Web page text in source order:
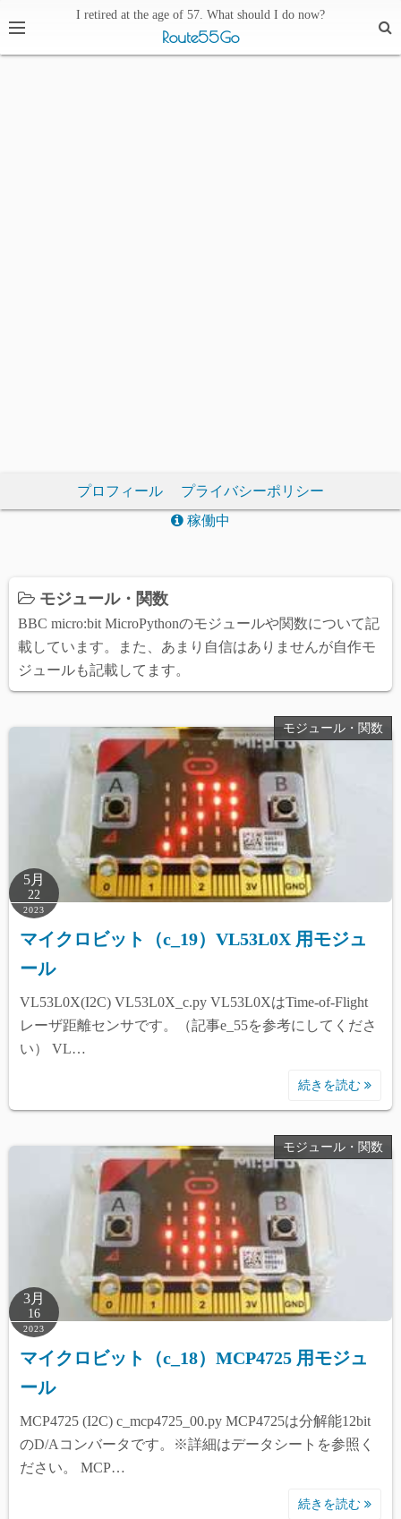
I retired at the age of 57. What should I do now?
Route55Go
プロフィール
プライバシーポリシー
稼働中
モジュール・関数
BBC micro:bit MicroPythonのモジュールや関数について記
載しています。また、あまり自信はありませんが自作モ
ジュールも記載してます。
モジュール・関数
5月
22
2023
マイクロビット（c_19）VL53L0X 用モジュ
ール
VL53L0X(I2C) VL53L0X_c.py VL53L0XはTime-of-Flight
レーザ距離センサです。（記事e_55を参考にしてくださ
い） VL…
続きを読む
モジュール・関数
3月
16
2023
マイクロビット（c_18）MCP4725 用モジュ
ール
MCP4725 (I2C) c_mcp4725_00.py MCP4725は分解能12bit
のD/Aコンバータです。※詳細はデータシートを参照く
ださい。 MCP…
続きを読む